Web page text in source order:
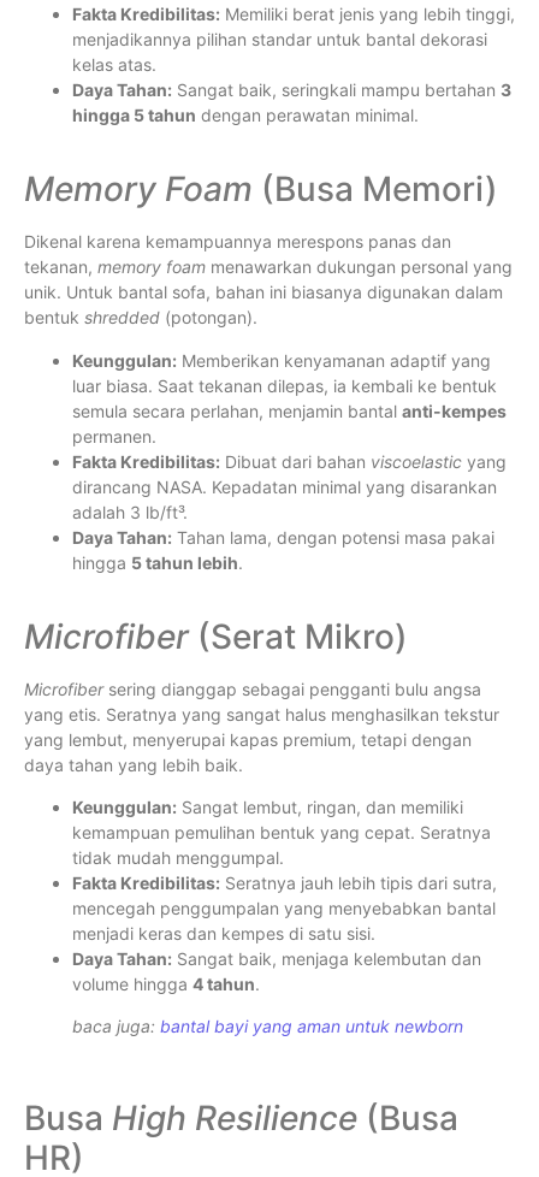
Fakta Kredibilitas: Memiliki berat jenis yang lebih tinggi,
menjadikannya pilihan standar untuk bantal dekorasi
kelas atas.
Daya Tahan: Sangat baik, seringkali mampu bertahan 3
hingga 5 tahun dengan perawatan minimal.
Memory Foam (Busa Memori)
Dikenal karena kemampuannya merespons panas dan
tekanan, memory foam menawarkan dukungan personal yang
unik. Untuk bantal sofa, bahan ini biasanya digunakan dalam
bentuk shredded (potongan).
Keunggulan: Memberikan kenyamanan adaptif yang
luar biasa. Saat tekanan dilepas, ia kembali ke bentuk
semula secara perlahan, menjamin bantal anti-kempes
permanen.
Fakta Kredibilitas: Dibuat dari bahan viscoelastic yang
dirancang NASA. Kepadatan minimal yang disarankan
adalah 3 lb/ft³.
Daya Tahan: Tahan lama, dengan potensi masa pakai
hingga 5 tahun lebih.
Microfiber(Serat Mikro)
Microfibersering dianggap sebagai pengganti bulu angsa
yang etis. Seratnya yang sangat halus menghasilkan tekstur
yang lembut, menyerupai kapas premium, tetapi dengan
daya tahan yang lebih baik.
Keunggulan: Sangat lembut, ringan, dan memiliki
kemampuan pemulihan bentuk yang cepat. Seratnya
tidak mudah menggumpal.
Fakta Kredibilitas: Seratnya jauh lebih tipis dari sutra,
mencegah penggumpalan yang menyebabkan bantal
menjadi keras dan kempes di satu sisi.
Daya Tahan: Sangat baik, menjaga kelembutan dan
volume hingga 4 tahun.
baca juga: bantal bayi yang aman untuk newborn
Busa High Resilience (Busa
HR)